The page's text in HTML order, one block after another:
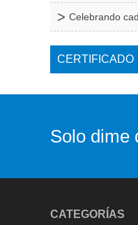
Celebrando cada nuevo
CERTIFICADO
Solo dime
CATEGORÍAS